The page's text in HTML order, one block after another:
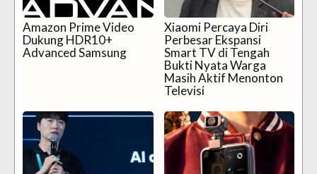
Amazon Prime Video
Dukung HDR10+
Advanced Samsung
Xiaomi Percaya Diri
Perbesar Ekspansi
Smart TV di Tengah
Bukti Nyata Warga
Masih Aktif Menonton
Televisi